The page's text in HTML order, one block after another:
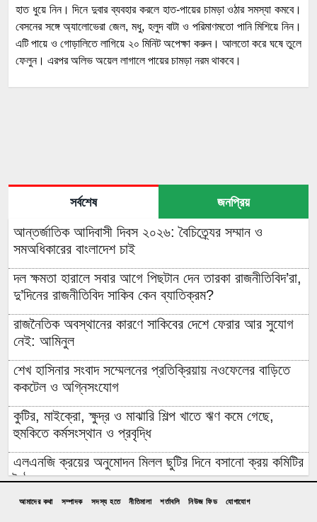
হাত ধুয়ে নিন। দিনে দুবার ব্যবহার করলে হাত-পায়ের চামড়া ওঠার সমস্যা কমবে।
বেসনের সঙ্গে অ্যালোভেরা জেল, মধু, হলুদ বাটা ও পরিমাণমতো পানি মিশিয়ে নিন।
এটি পায়ে ও গোড়ালিতে লাগিয়ে ২০ মিনিট অপেক্ষা করুন। আলতো করে ঘষে তুলে
ফেলুন। এরপর অলিভ অয়েল লাগালে পায়ের চামড়া নরম থাকবে।
সর্বশেষ জনপ্রিয়
আন্তর্জাতিক আদিবাসী দিবস ২০২৬: বৈচিত্র্যের সম্মান ও
সমঅধিকারের বাংলাদেশ চাই
দল ক্ষমতা হারালে সবার আগে পিছটান দেন তারকা রাজনীতিবিদ’রা,
দু’দিনের রাজনীতিবিদ সাকিব কেন ব্যাতিক্রম?
রাজনৈতিক অবস্থানের কারণে সাকিবের দেশে ফেরার আর সুযোগ
নেই: আমিনুল
শেখ হাসিনার সংবাদ সম্মেলনের প্রতিক্রিয়ায় নওফেলের বাড়িতে
ককটেল ও অগ্নিসংযোগ
কুটির, মাইক্রো, ক্ষুদ্র ও মাঝারি শিল্প খাতে ঋণ কমে গেছে,
হুমকিতে কর্মসংস্থান ও প্রবৃদ্ধি
এলএনজি ক্রয়ের অনুমোদন মিলল ছুটির দিনে বসানো ক্রয় কমিটির
বৈঠকে
পাঁচটি দেশের ওপর রেমিট্যান্সের ৬২ শতাংশ নির্ভরতা, বাড়ছে
আমাদের কথা সম্পাদক সদস্য হতে নীতিমালা শর্তাবলি নিউজ ফিড যোগাযোগ